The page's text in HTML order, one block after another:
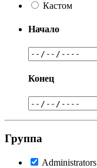
Кастом
Начало
Конец
Группа
Administrators